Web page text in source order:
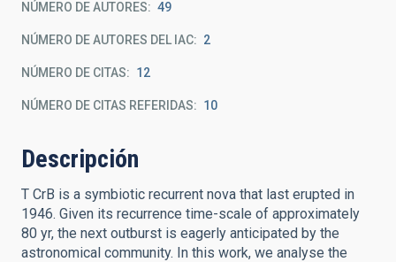
NÚMERO DE AUTORES 49
NÚMERO DE AUTORES DEL IAC 2
NÚMERO DE CITAS 12
NÚMERO DE CITAS REFERIDAS 10
Descripción
T CrB is a symbiotic recurrent nova that last erupted in
1946. Given its recurrence time-scale of approximately
80 yr, the next outburst is eagerly anticipated by the
astronomical community. In this work, we analyse the